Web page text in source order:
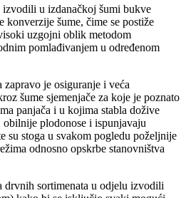
u izdanačkoj šumi bukve
konverzije šume, čime se postiže
uzgojni oblik metodom
pomlađivanjem u određenom
je osiguranje i veća
šume sjemenjače za koje je poznato
panjača i u kojima stabla dožive
plodonose i ispunjavaju
su stoga u svakom pogledu poželjnije
odnosno opskrbe stanovništva
drvnih sortimenata u odjelu izvodili